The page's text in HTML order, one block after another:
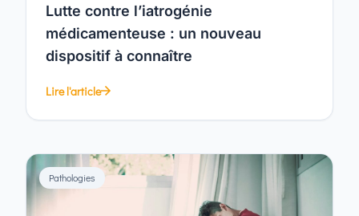
Lutte contre l’iatrogénie
médicamenteuse : un nouveau
dispositif à connaître
Lire l'article
Pathologies